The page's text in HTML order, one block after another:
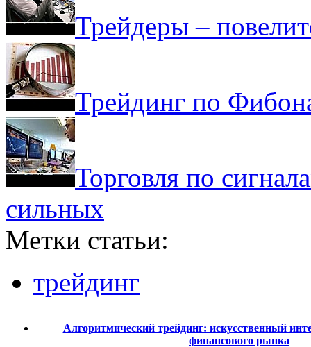
Трейдеры –
Трейдинг по
Торговля по
сильных
Метки статьи:
трейдинг
Алгоритмический трейдинг: искусственный
финансового рынка